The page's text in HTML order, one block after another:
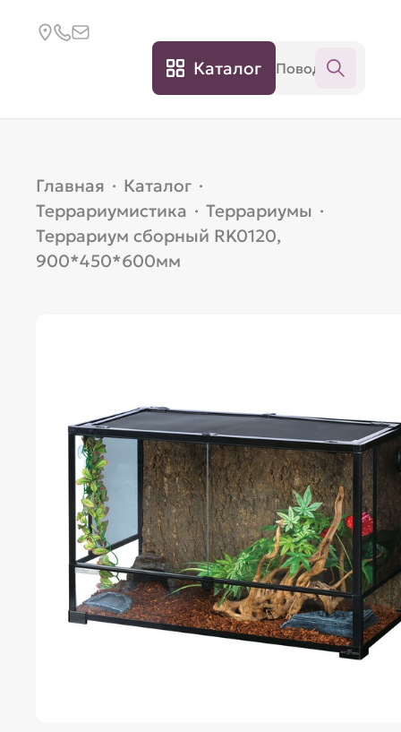
Каталог
Главная · Каталог ·
Террариумистика · Террариумы ·
Террариум сборный RK0120,
900*450*600мм